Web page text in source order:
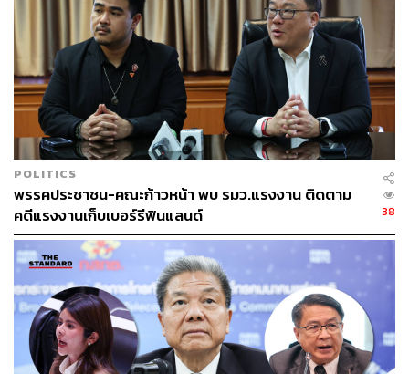
โดยนโยบายของสิทธิพลที่ตนชอบที่สุดคือ 1,000 กิโลถนน
ปลอดภัย ซ่อมถนน 1,000 กิโลเมตรในสังกัด อบจ. ให้เร็วที่สุด
เพราะจากข้อมูลจังหวัดที่มีปัญหาถนนสายหลักในหมู่บ้านใช้
ไม่ได้เกิน 50% อยู่ที่อุบลราชธานี รวมถึงนโยบายอุบลเพลิน
ทั้งปี มีมุมเที่ยวใหม่ มีมหกรรมซอยจุ๊โลก เพราะอุบลราชธานี
มีรายได้จากการท่องเที่ยวกว่า 7,000 ล้านบาท นี่คือการ
ทำงานด้วยข้อมูล ตอนนี้สิทธิพลอาจเป็นคนที่ถูกมองข้าม แต่
เขามีวิสัยทัศน์ มีความอดทน และหาจังหวะกลยุทธ์ที่เหมาะ
สม มีความขยัน 22 ธันวาคมนี้ มีโอกาสเบียดแซงเบอร์อื่นได้
พิธาทิ้งท้ายว่า ถ้าชอบอย่าลืมช่วยกันบอกลูกหลาน เพื่อนข้าง
บ้าน ว่าหมายเลข 2 มีนโยบายดี เกาถูกที่คัน แก้ปัญหาให้พี่
น้องชาวอุบลได้ 22 ธันวาคมนี้ พี่น้องต้องตัดสินใจจะเอาขั้ว
ใหญ่หรือขั้วใหม่แบบพรรคประชาชน เชื่อว่าอะไรก็เกิดขึ้นได้
ถ้าพวกเราร่วมมือกัน ถ้าประชาชนบัญชามาว่าจะเอาเบอร์ 2
สิทธิพลจากพรรคประชาชนจะได้เป็นนายก
อบจ.อุบลราชธานี
POLITICS
พรรคประชาชน-คณะก้าวหน้า พบ รมว.แรงงาน ติดตาม
คดีแรงงานเก็บเบอร์รีฟินแลนด์
38